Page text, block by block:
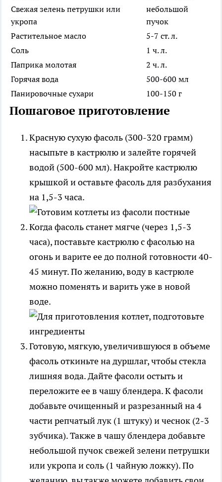
Свежая зелень петрушки или
укропа
небольшой
пучок
Растительное масло
5-7 ст. л.
Соль
1 ч. л.
Паприка молотая
2 ч. л.
Горячая вода
500-600 мл
Панировочные сухари
100-150 г
Пошаговое приготовление
Красную сухую фасоль (300-320 грамм)
насыпьте в кастрюлю и залейте горячей
водой (500-600 мл). Накройте кастрюлю
крышкой и оставьте фасоль для разбухания
на 1,5-3 часа.
Когда фасоль станет мягче (через 1,5-3
часа), поставьте кастрюлю с фасолью на
огонь и варите ее до полной готовности 40-
45 минут. По желанию, воду в кастрюле
можно поменять и варить уже в новой
воде.
Готовую, мягкую, увеличившуюся в объеме
фасоль откиньте на дуршлаг, чтобы стекла
лишняя вода. Дайте фасоли остыть и
переложите ее в чашу блендера. К фасоли
добавьте очищенный и разрезанный на 4
части репчатый лук (1 штуку) и чеснок (2-3
зубчика). Также в чашу блендера добавьте
небольшой пучок свежей зелени петрушки
или укропа и соль (1 чайную ложку). По